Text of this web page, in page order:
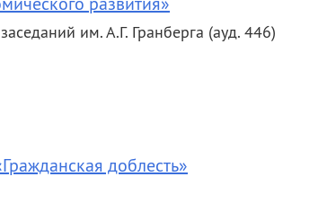
им. А.Г. Гранберга (ауд. 446)
доблесть»